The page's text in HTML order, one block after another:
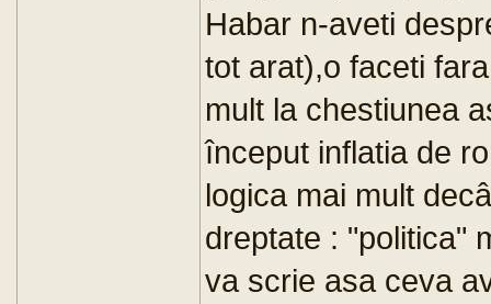
Habar n-aveti
tot arat),o faceti
mult la chestiunea
început inflatia de
logica mai mult
dreptate : "politica"
va scrie asa ceva